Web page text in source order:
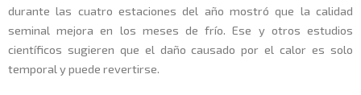
durante las cuatro estaciones del año mostró que la calidad
seminal mejora en los meses de frío. Ese y otros estudios
científicos sugieren que el daño causado por el calor es solo
temporal y puede revertirse.